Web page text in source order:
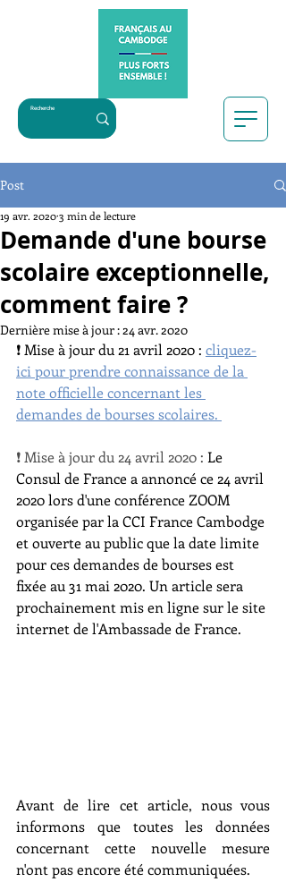
Post
Demande d'une bourse
scolaire exceptionnelle,
comment faire ?
19 avr. 20203 min de lecture
Dernière mise à jour :24 avr. 2020
❗ Mise à jour du 21 avril 2020 : cliquez-
ici pour prendre connaissance de la
note officielle concernant les
demandes de bourses scolaires.
❗ Mise à jour du 24 avril 2020 : Le
Consul de France a annoncé ce 24 avril
2020 lors d'une conférence ZOOM
organisée par la CCI France Cambodge
et ouverte au public que la date limite
pour ces demandes de bourses est
fixée au 31 mai 2020. Un article sera
prochainement mis en ligne sur le site
internet de l'Ambassade de France.
Avant de lire cet article, nous vous
informons que toutes les données
concernant cette nouvelle mesure
n'ont pas encore été communiquées.